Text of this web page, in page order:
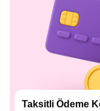
Taksitli Ödeme